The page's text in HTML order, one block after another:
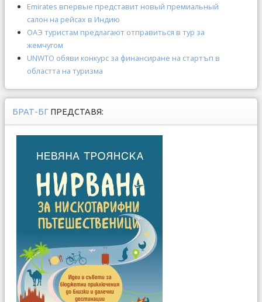
Emirates впервые представит новый премиальный
салон на рейсах в Индию
ОАЭ туристам предлагают отправиться в тур за
жемчугом
UNWTO обяви конкурс за финансиране на стартъп в
областта на туризма
БРАТ-БГ ПРЕДСТАВЯ: